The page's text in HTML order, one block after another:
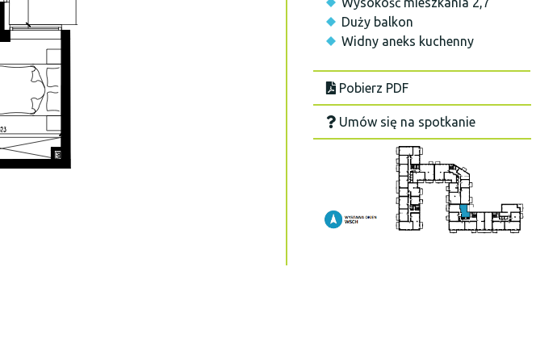
Duży balkon
Widny aneks kuchenny
Pobierz PDF
Umów się na spotkanie